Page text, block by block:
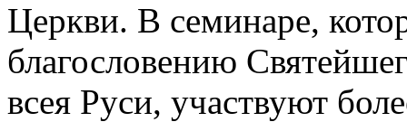
Церкви. В семинаре,
благословению
всея Руси, участвуют